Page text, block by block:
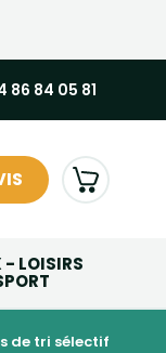
86 84 05 81
- LOISIRS
de tri sélectif